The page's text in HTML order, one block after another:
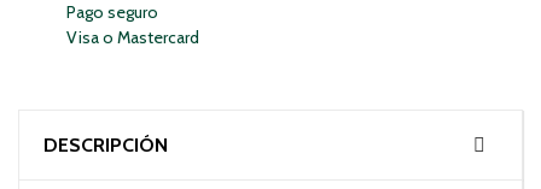
Pago seguro
Visa o Mastercard
DESCRIPCIÓN